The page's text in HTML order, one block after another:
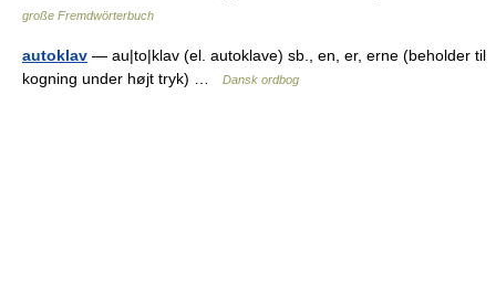
große Fremdwörterbuch
autoklav — au|to|klav (el. autoklave) sb., en, er, erne (beholder til
kogning under højt tryk) …
Dansk ordbog